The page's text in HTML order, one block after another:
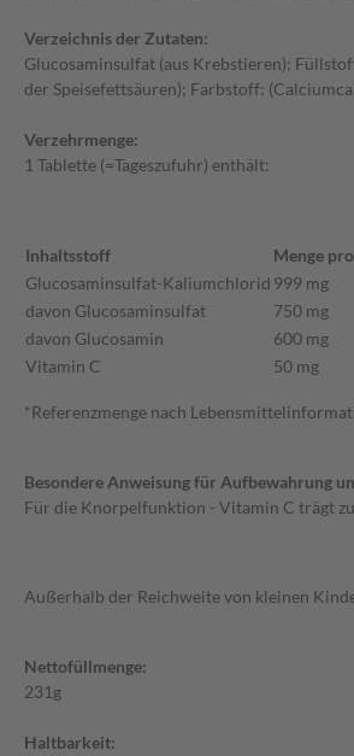
Verzeichnis der Zutaten:
Glucosaminsulfat (aus Krebstieren);
der Speisefettsäuren); Farbstoff:
Verzehrmenge:
1 Tablette (=Tageszufuhr) enthält:
Inhaltsstoff Menge
Glucosaminsulfat-Kaliumchlorid 999 mg
davon Glucosaminsulfat
750 mg
davon Glucosamin
600 mg
Vitamin C
50 mg
*Referenzmenge nach
Besondere Anweisung für Aufbewahrung
Für die Knorpelfunktion - Vitamin C trägt
Außerhalb der Reichweite von kleinen
Nettofüllmenge:
231g
Haltbarkeit: